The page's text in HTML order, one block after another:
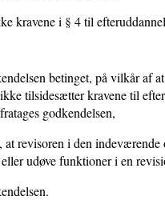
kravene i § 4til
betinget, på vilkår af
tilsidesætter kravene til
godkendelsen,
revisoren i den
udøve funktioner i en